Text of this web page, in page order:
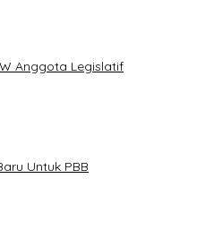
Anggota Legislatif
Untuk PBB